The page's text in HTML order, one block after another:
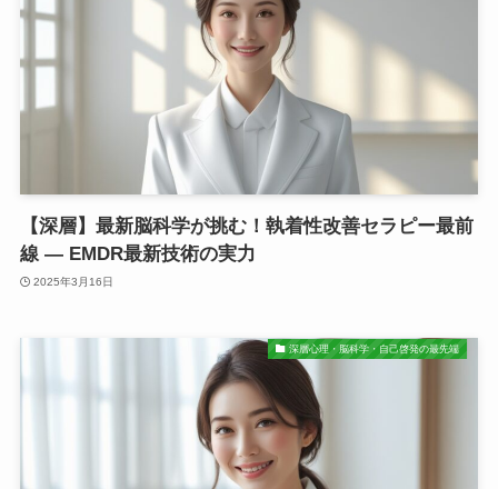
【深層】最新脳科学が挑む！執着性改善セラピー最前
線 ― EMDR最新技術の実力
2025年3月16日
深層心理・脳科学・自己啓発の最先端